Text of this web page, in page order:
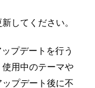
してください。
プデートを行う
用中のテーマや
プデート後に不